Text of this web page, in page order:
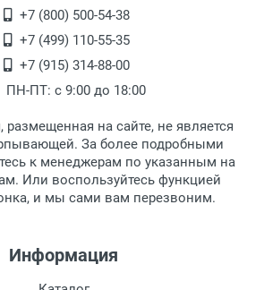
Оплата товара производится
непосредственно на пункте
средств на расчетный счет.
переулок 17, корпус 1,
тел. +7 (499) 110-55-35.
как заказ поступает в пункт
наш менеджер связывается с
и оповещает о поступлении
товара при себе
иметь паспорт.
забрать в течение 3
с момента поступления на
расходов за хранение
+7 (800) 500-54-38
+7 (499) 110-55-35
+7 (915) 314-88-00
ПН-ПТ: с 9:00 до 18:00
на сайте, не является
За более подробными
к менеджерам по указанным на
Или воспользуйтесь функцией
и мы сами вам перезвоним.
Информация